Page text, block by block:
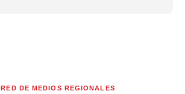
RED DE MEDIOS REGIONALES